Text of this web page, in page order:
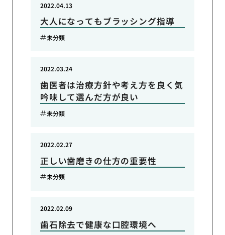
大人になってもブラッシング指導
2022.04.13
未分類
歯医者は治療方針や考え方を良く気
吟味して選んだ方が良い
2022.03.24
未分類
正しい歯磨きの仕方の重要性
2022.02.27
未分類
歯石除去で健康な口腔環境へ
2022.02.09